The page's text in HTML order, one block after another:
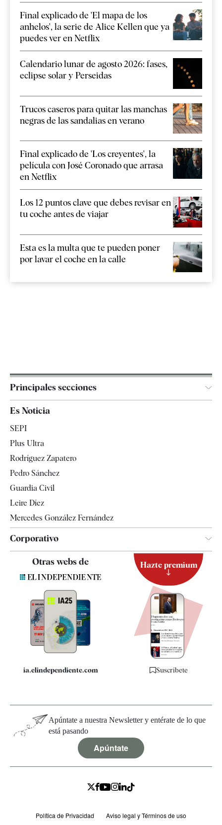
Final explicado de 'El mapa de los
anhelos', la serie de Alice Kellen que ya
puedes ver en Netflix
Calendario lunar de agosto 2026: fases,
eclipse solar y Perseidas
Trucos caseros para quitar las manchas
negras de las sandalias en verano
Final explicado de 'Los creyentes', la
película con José Coronado que arrasa
en Netflix
Los 12 puntos clave que debes revisar en
tu coche antes de viajar
Esta es la multa que te pueden poner
por lavar el coche en la calle
Principales secciones
España
Televisión
Es Noticia
SEPI
Plus Ultra
Rodríguez Zapatero
Pedro Sánchez
Guardia Civil
Leire Díez
Mercedes González Fernández
Corporativo
Contacto
Quiénes somos
Especificaciones
Otras webs de
ia.elindependiente.com
Hazte premium
Suscríbete
Apúntate a nuestra Newsletter y entérate de lo que
está pasando
Apúntate
Política de Privacidad
Aviso legal y Términos de uso